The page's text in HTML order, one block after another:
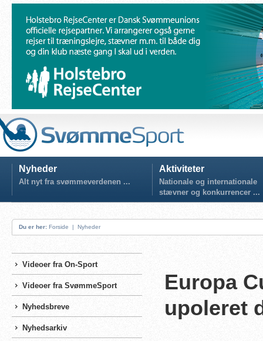
Nyheder
Alt nyt fra svømmeverdenen ...
Aktiviteter
Nationale og internationale
stævner og konkurrencer ...
Du er her: Forside | Nyheder
Videoer fra On-Sport
Videoer fra SvømmeSport
Nyhedsbreve
Nyhedsarkiv
Europa
upoleret